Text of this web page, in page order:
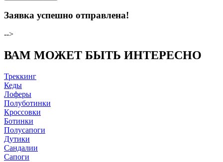
Заявка успешно отправлена!
-->
ВАМ МОЖЕТ БЫТЬ ИНТЕРЕСНО
Треккинг
Кеды
Лоферы
Полуботинки
Кроссовки
Ботинки
Полусапоги
Дутики
Сандалии
Сапоги